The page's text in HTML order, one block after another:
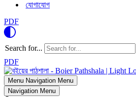
যোগাযোগ
PDF
Search for...
PDF
Menu Navigation Menu
Navigation Menu